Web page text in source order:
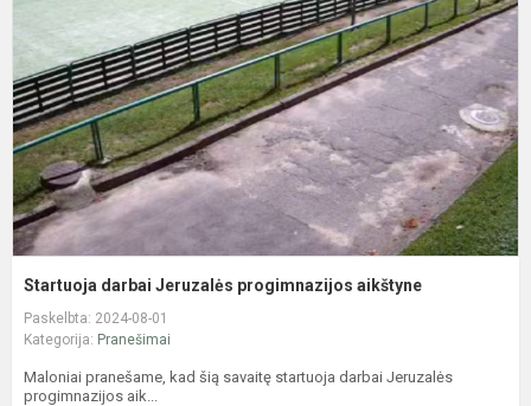
Startuoja darbai Jeruzalės progimnazijos aikštyne
Paskelbta: 2024-08-01
Kategorija: Pranešimai
Maloniai pranešame, kad šią savaitę startuoja darbai Jeruzalės
progimnazijos aik...